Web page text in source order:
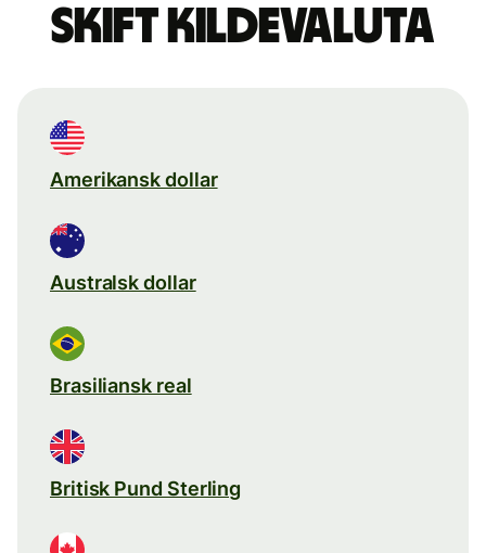
Skift kildevaluta
Amerikansk dollar
Australsk dollar
Brasiliansk real
Britisk Pund Sterling